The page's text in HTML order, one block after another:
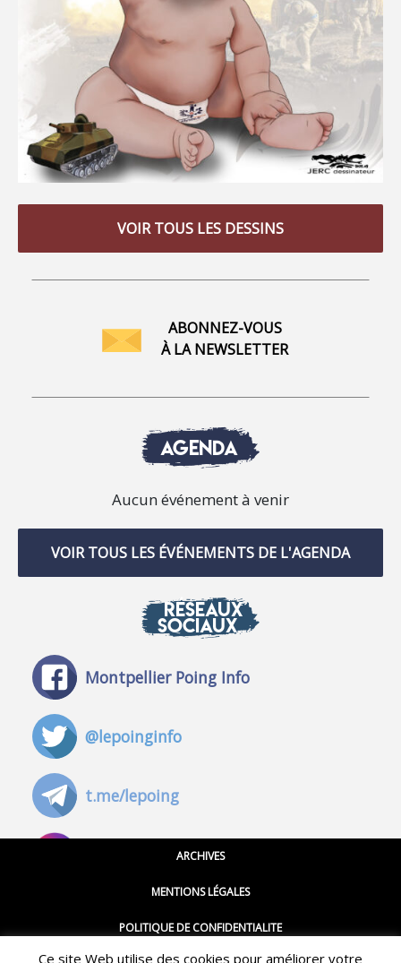
VOIR TOUS LES DESSINS
ABONNEZ-VOUS
À LA NEWSLETTER
AGENDA
Aucun événement à venir
VOIR TOUS LES ÉVÉNEMENTS DE L'AGENDA
RÉSEAUX
SOCIAUX
Montpellier Poing Info
@lepoinginfo
t.me/lepoing
@montpellierpoinginfo
ARCHIVES
MENTIONS LÉGALES
POLITIQUE DE CONFIDENTIALITE
Ce site Web utilise des cookies pour améliorer votre